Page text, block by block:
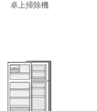
卓上掃除機